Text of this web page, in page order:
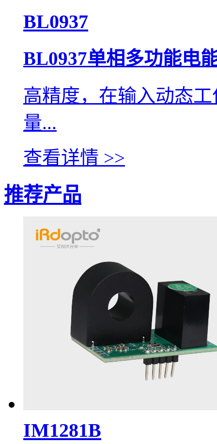
BL0937
BL0937单相多功能电
高精度，在输入动态
量...
查看详情 >>
推荐产品
IM1281B